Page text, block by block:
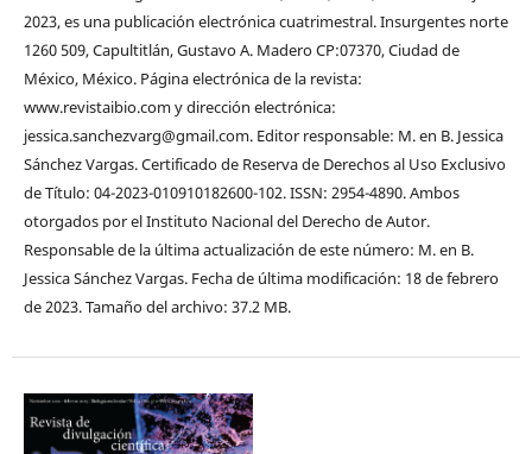
2023, es una publicación electrónica cuatrimestral. Insurgentes norte
1260 509, Capultitlán, Gustavo A. Madero CP:07370, Ciudad de
México, México. Página electrónica de la revista:
www.revistaibio.com y dirección electrónica:
jessica.sanchezvarg@gmail.com. Editor responsable: M. en B. Jessica
Sánchez Vargas. Certificado de Reserva de Derechos al Uso Exclusivo
de Título: 04-2023-010910182600-102. ISSN: 2954-4890. Ambos
otorgados por el Instituto Nacional del Derecho de Autor.
Responsable de la última actualización de este número: M. en B.
Jessica Sánchez Vargas. Fecha de última modificación: 18 de febrero
de 2023. Tamaño del archivo: 37.2 MB.